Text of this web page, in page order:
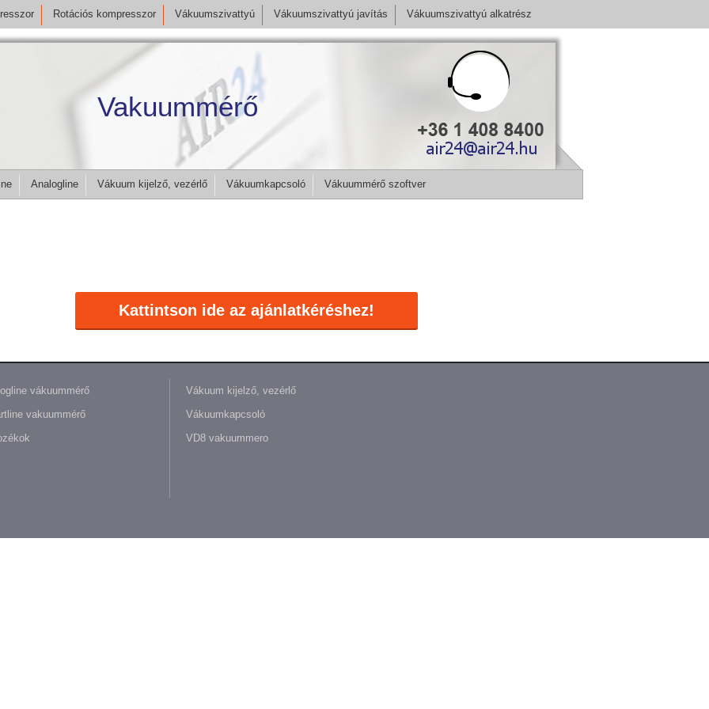
Rotációs kompresszor Vákuumszivattyú Vákuumszivattyú javítás Vákuumszivattyú alkatrész
Vakuummérő
Analogline Vákuum kijelző, vezérlő Vákuumkapcsoló Vákuummérő szoftver
Kattintson ide az ajánlatkéréshez!
vákuummérő
vakuummérő
Vákuum kijelző, vezérlő
Vákuumkapcsoló
VD8 vakuummero